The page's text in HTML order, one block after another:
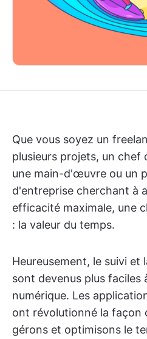
Que vous soyez un
plusieurs projets, un chef
une main-d'œuvre ou un
d'entreprise cherchant à
efficacité maximale, une
: la valeur du temps.
Heureusement, le suivi et
sont devenus plus faciles
numérique. Les
ont révolutionné la façon
gérons et optimisons le